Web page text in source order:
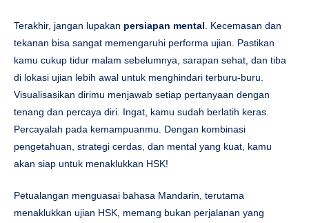
Terakhir, jangan lupakan persiapan mental . Kecemasan dan
tekanan bisa sangat memengaruhi performa ujian. Pastikan
kamu cukup tidur malam sebelumnya, sarapan sehat, dan tiba
di lokasi ujian lebih awal untuk menghindari terburu-buru.
Visualisasikan dirimu menjawab setiap pertanyaan dengan
tenang dan percaya diri. Ingat, kamu sudah berlatih keras.
Percayalah pada kemampuanmu. Dengan kombinasi
pengetahuan, strategi cerdas, dan mental yang kuat, kamu
akan siap untuk menaklukkan HSK!
Petualangan menguasai bahasa Mandarin, terutama
menaklukkan ujian HSK, memang bukan perjalanan yang